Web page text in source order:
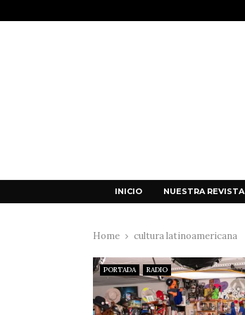
INICIO NUESTRA REVISTA
Home cultura latinoamericana
PORTADA RADIO